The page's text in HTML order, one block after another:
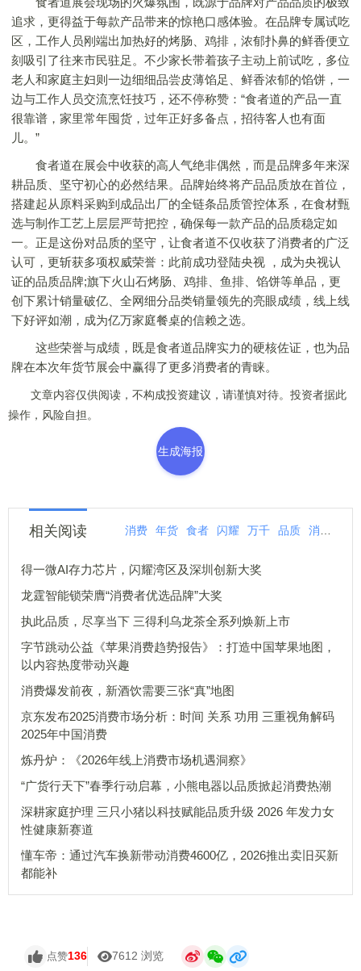
追求，更得益于每款产品带来的惊艳口感体验。在品牌专属试吃
区，工作人员刚端出加热好的烤肠、鸡排，浓郁扑鼻的鲜香便立
刻吸引了往来市民驻足。不少家长带着孩子主动上前试吃，多位
老人和家庭主妇则一边细细品尝皮薄馅足、鲜香浓郁的馅饼，一
边与工作人员交流烹饪技巧，还不停称赞：“食者道的产品一直
很靠谱，家里常年囤货，过年正好多备点，招待客人也有面
儿。”
食者道在展会中收获的高人气绝非偶然，而是品牌多年来深
耕品质、坚守初心的必然结果。品牌始终将产品品质放在首位，
搭建起从原料采购到成品出厂的全链条品质管控体系，在食材甄
选与制作工艺上层层严苛把控，确保每一款产品的品质稳定如
一。正是这份对品质的坚守，让食者道不仅收获了消费者的广泛
认可，更斩获多项权威荣誉：此前成功登陆央视 ，成为央视认
证的品质品牌;旗下火山石烤肠、鸡排、鱼排、馅饼等单品，更
创下累计销量破亿、全网细分品类销量领先的亮眼成绩，线上线
下好评如潮，成为亿万家庭餐桌的信赖之选。
这些荣誉与成绩，既是食者道品牌实力的硬核佐证，也为品
牌在本次年货节展会中赢得了更多消费者的青睐。
文章内容仅供阅读，不构成投资建议，请谨慎对待。投资者据此
操作，风险自担。
生成海报
相关阅读 消费 年货 食者 闪耀 万千 品质 消费者
得一微AI存力芯片，闪耀湾区及深圳创新大奖
龙霆智能锁荣膺“消费者优选品牌”大奖
执此品质，尽享当下 三得利乌龙茶全系列焕新上市
字节跳动公益《苹果消费趋势报告》：打造中国苹果地图，
以内容热度带动兴趣
消费爆发前夜，新酒饮需要三张“真”地图
京东发布2025消费市场分析：时间 关系 功用 三重视角解码
2025年中国消费
炼丹炉：《2026年线上消费市场机遇洞察》
“广货行天下”春季行动启幕，小熊电器以品质掀起消费热潮
深耕家庭护理 三只小猪以科技赋能品质升级 2026 年发力女
性健康新赛道
懂车帝：通过汽车换新带动消费4600亿，2026推出卖旧买新
都能补
点赞136 7612 浏览